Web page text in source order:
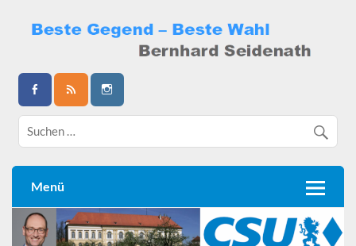
content
Bernhard Seidenath
Menü